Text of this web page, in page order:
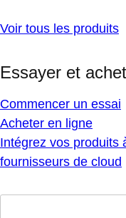
Voir tous les produits
Essayer et
Commencer un essai
Acheter en ligne
Intégrez vos produits
fournisseurs de cloud